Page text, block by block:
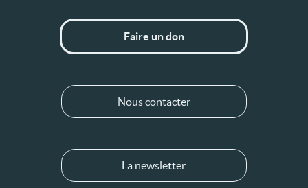
Faire un don
Nous contacter
La newsletter